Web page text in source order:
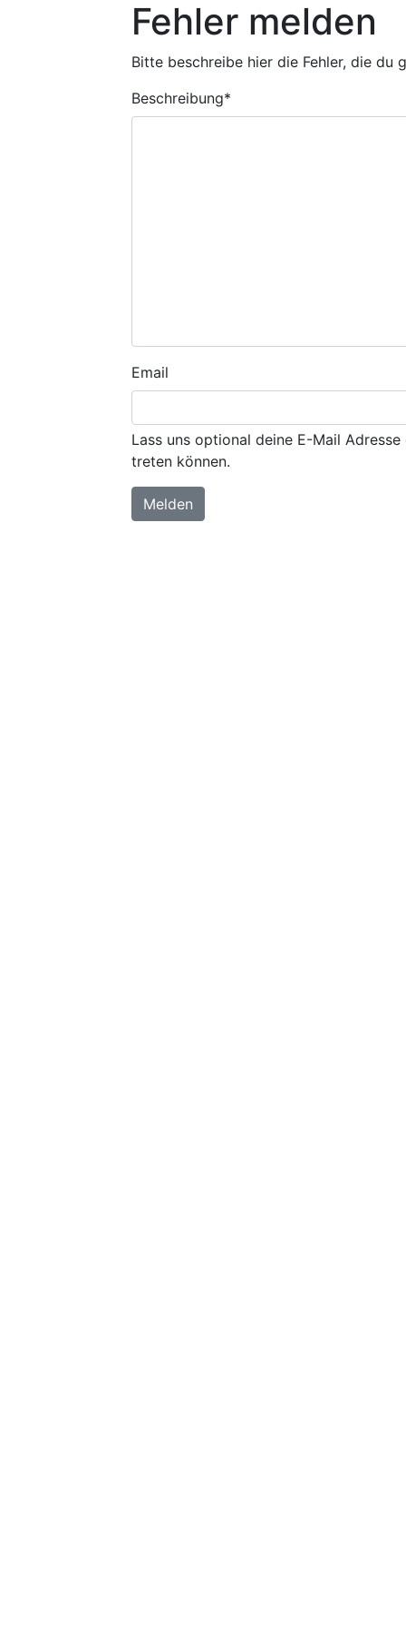
Fehler melden
Bitte beschreibe hier die Fehler, die du
Beschreibung*
Email
Lass uns optional deine E-Mail
treten können.
Melden